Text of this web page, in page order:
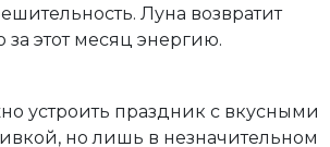
Луна возвратит
этот месяц энергию.
устроить праздник с вкусными
но лишь в незначительном